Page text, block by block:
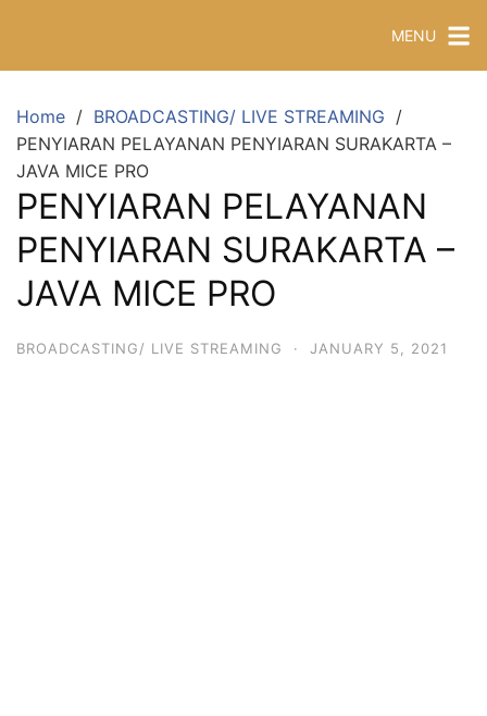
MENU
Home
BROADCASTING/ LIVE STREAMING
PENYIARAN PELAYANAN PENYIARAN SURAKARTA –
JAVA MICE PRO
PENYIARAN PELAYANAN
PENYIARAN SURAKARTA –
JAVA MICE PRO
BROADCASTING/ LIVE STREAMING · JANUARY 5, 2021